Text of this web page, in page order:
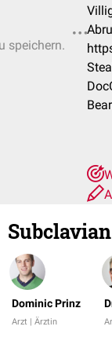
speichern.
Dominic Prinz
Arzt | Ärztin